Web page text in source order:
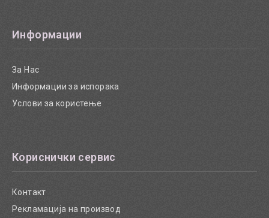
Информации
За Нас
Информации за испорака
Услови за користење
Кориснички сервис
Контакт
Рекламација на производ